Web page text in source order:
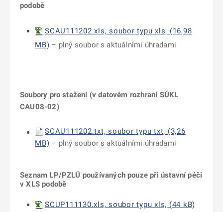
podobě
SCAU111202.xls, soubor typu xls, (16,98
MB) – plný soubor s aktuálními úhradami
Soubory pro stažení (v datovém rozhraní SÚKL
CAU08-02)
SCAU111202.txt, soubor typu txt, (3,26
MB) – plný soubor s aktuálními úhradami
Seznam LP/PZLÚ používaných pouze při ústavní péči
v XLS podobě
SCUP111130.xls, soubor typu xls, (44 kB)